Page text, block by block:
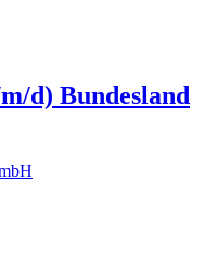
d) Bundesland